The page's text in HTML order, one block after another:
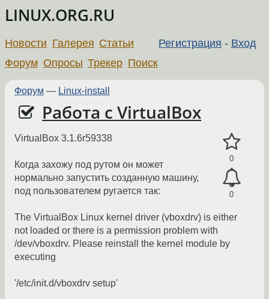
LINUX.ORG.RU
Регистрация - Вход
Новости Галерея Статьи
Форум Опросы Трекер Поиск
Форум — Linux-install
Работа с VirtualBox
0
0
VirtualBox 3.1.6r59338
Когда захожу под рутом он может
нормально запустить созданную машину,
под пользователем ругается так:
The VirtualBox Linux kernel driver (vboxdrv) is either
not loaded or there is a permission problem with
/dev/vboxdrv. Please reinstall the kernel module by
executing
'/etc/init.d/vboxdrv setup'